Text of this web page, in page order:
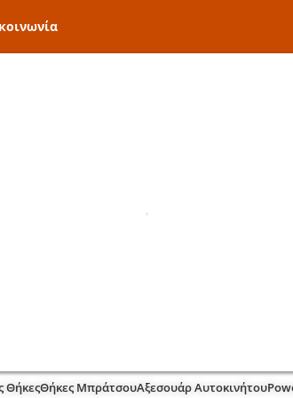
ΘήκεςΘήκες ΜπράτσουΑξεσουάρ Αυτοκινήτου